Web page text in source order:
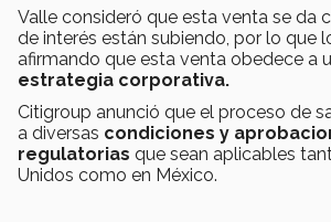
Valle consideró que esta venta se da
de interés están subiendo, por lo que
afirmando que esta venta obedece a
estrategia corporativa.
Citigroup anunció que el proceso de
a diversas condiciones y
regulatorias que sean aplicables
Unidos como en México.